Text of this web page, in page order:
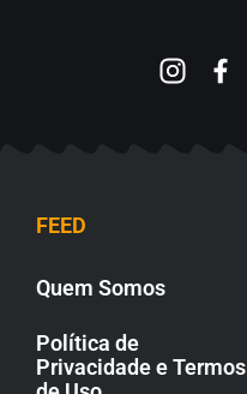
FEED
Quem Somos
Política de
Privacidade e Termos